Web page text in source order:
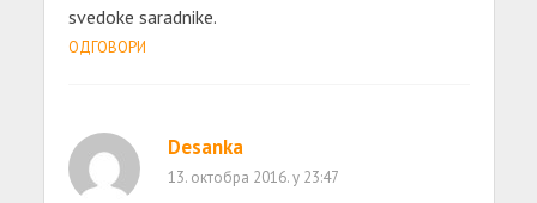
svedoke saradnike.
ОДГОВОРИ
Desanka
13. октобра 2016. у 23:47